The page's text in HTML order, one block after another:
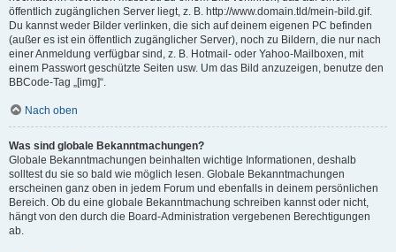
öffentlich zugänglichen Server liegt, z. B. http://www.domain.tld/mein-bild.gif.
Du kannst weder Bilder verlinken, die sich auf deinem eigenen PC befinden
(außer es ist ein öffentlich zugänglicher Server), noch zu Bildern, die nur nach
einer Anmeldung verfügbar sind, z. B. Hotmail- oder Yahoo-Mailboxen, mit
einem Passwort geschützte Seiten usw. Um das Bild anzuzeigen, benutze den
BBCode-Tag „[img]“.
Nach oben
Was sind globale Bekanntmachungen?
Globale Bekanntmachungen beinhalten wichtige Informationen, deshalb
solltest du sie so bald wie möglich lesen. Globale Bekanntmachungen
erscheinen ganz oben in jedem Forum und ebenfalls in deinem persönlichen
Bereich. Ob du eine globale Bekanntmachung schreiben kannst oder nicht,
hängt von den durch die Board-Administration vergebenen Berechtigungen
ab.